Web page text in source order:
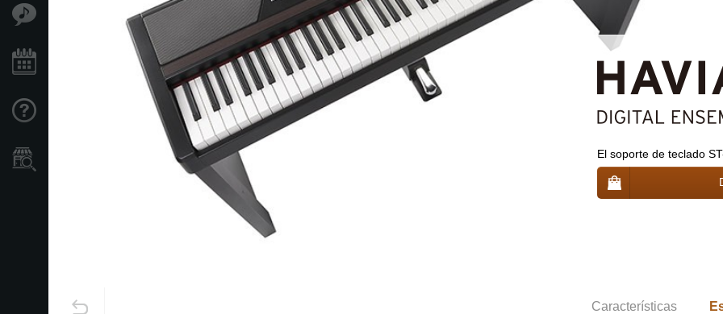
Características
El soporte de teclado
Características